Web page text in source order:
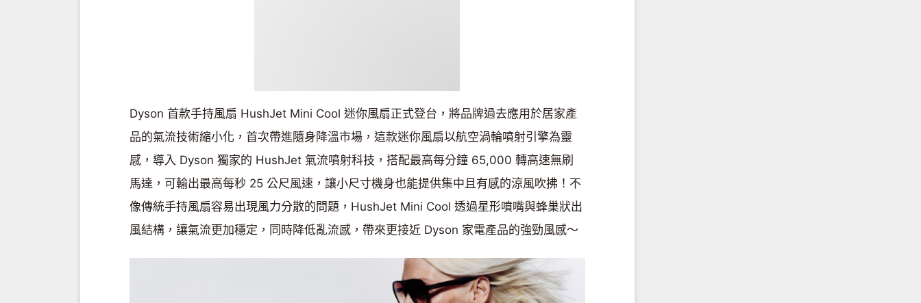
Dyson 首款手持風扇 HushJet Mini Cool 迷你風扇正式登台，將品牌過去應用於居家產
品的氣流技術縮小化，首次帶進隨身降溫市場，這款迷你風扇以航空渦輪噴射引擎為靈
感，導入 Dyson 獨家的 HushJet 氣流噴射科技，搭配最高每分鐘 65,000 轉高速無刷
馬達，可輸出最高每秒 25 公尺風速，讓小尺寸機身也能提供集中且有感的涼風吹拂！不
像傳統手持風扇容易出現風力分散的問題，HushJet Mini Cool 透過星形噴嘴與蜂巢狀出
風結構，讓氣流更加穩定，同時降低亂流感，帶來更接近 Dyson 家電產品的強勁風感～